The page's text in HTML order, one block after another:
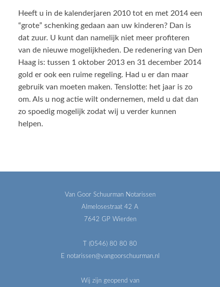
Heeft u in de kalenderjaren 2010 tot en met 2014 een
“grote” schenking gedaan aan uw kinderen? Dan is
dat zuur. U kunt dan namelijk niet meer profiteren
van de nieuwe mogelijkheden. De redenering van Den
Haag is: tussen 1 oktober 2013 en 31 december 2014
gold er ook een ruime regeling. Had u er dan maar
gebruik van moeten maken. Tenslotte: het jaar is zo
om. Als u nog actie wilt ondernemen, meld u dat dan
zo spoedig mogelijk zodat wij u verder kunnen
helpen.
Van Goor Schuurman Notarissen
Almelosestraat 42 A
7642 GP Wierden
T (0546) 80 80 80
E notarissen@vangoorschuurman.nl
Wij zijn geopend van